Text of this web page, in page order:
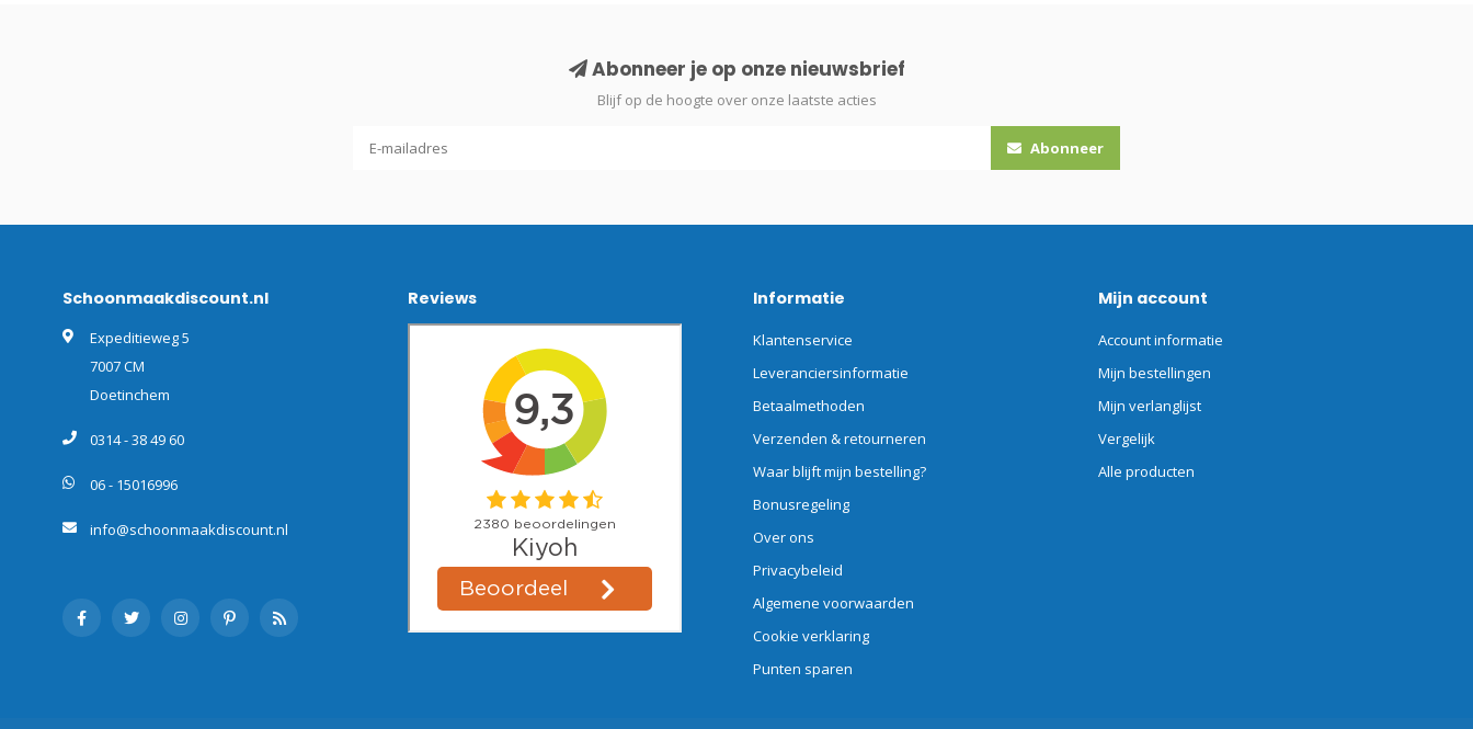
Abonneer je op onze nieuwsbrief
Blijf op de hoogte over onze laatste acties
Abonneer
Schoonmaakdiscount.nl
Expeditieweg 5
7007 CM
Doetinchem
0314 - 38 49 60
06 - 15016996
info@schoonmaakdiscount.nl
Reviews Informatie
Klantenservice
Leveranciersinformatie
Betaalmethoden
Verzenden & retourneren
Waar blijft mijn bestelling?
Bonusregeling
Over ons
Privacybeleid
Algemene voorwaarden
Cookie verklaring
Punten sparen
Mijn account
Account informatie
Mijn bestellingen
Mijn verlanglijst
Vergelijk
Alle producten